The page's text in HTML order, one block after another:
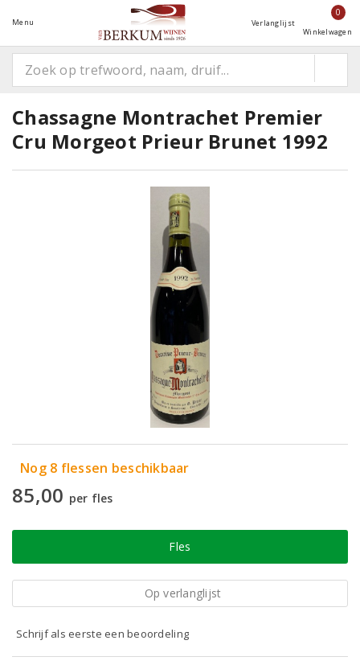
Menu Verlanglijst
0
Winkelwagen
Chassagne Montrachet Premier
Cru Morgeot Prieur Brunet 1992
Nog 8 flessen beschikbaar
85,00 per fles
Fles
Op verlanglijst
Schrijf als eerste een beoordeling